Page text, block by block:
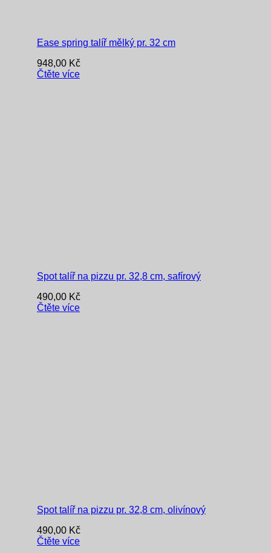
Ease spring talíř mělký pr. 32 cm
948,00 Kč
Čtěte více
Spot talíř na pizzu pr. 32,8 cm, safírový
490,00 Kč
Čtěte více
Spot talíř na pizzu pr. 32,8 cm, olivínový
490,00 Kč
Čtěte více